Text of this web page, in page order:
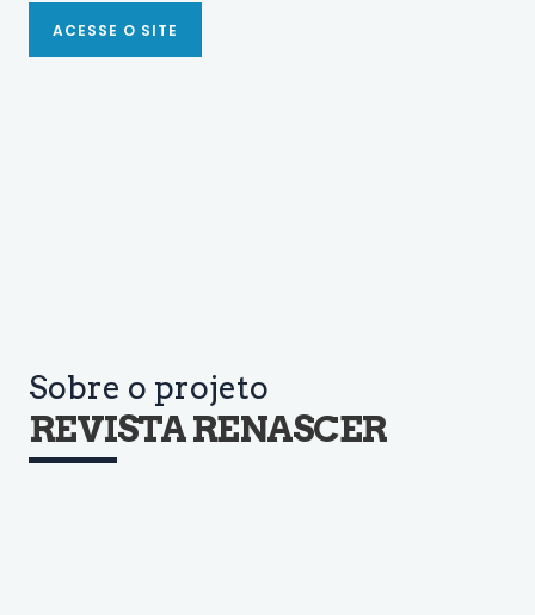
ACESSE O SITE
Sobre o projeto
REVISTA RENASCER